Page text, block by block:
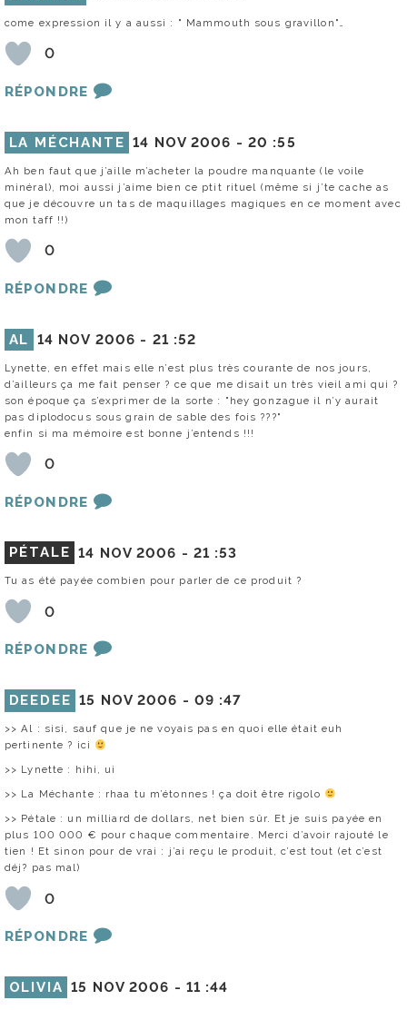
come expression il y a aussi : " Mammouth sous gravillon"…
0
RÉPONDRE
LA MÉCHANTE 14 NOV 2006 - 20 :55
Ah ben faut que j’aille m’acheter la poudre manquante (le voile
minéral), moi aussi j’aime bien ce ptit rituel (même si j’te cache as
que je découvre un tas de maquillages magiques en ce moment avec
mon taff !!)
0
RÉPONDRE
AL 14 NOV 2006 - 21 :52
Lynette, en effet mais elle n’est plus très courante de nos jours,
d’ailleurs ça me fait penser ? ce que me disait un très vieil ami qui ?
son époque ça s’exprimer de la sorte : "hey gonzague il n’y aurait
pas diplodocus sous grain de sable des fois ???"
enfin si ma mémoire est bonne j’entends !!!
0
RÉPONDRE
PÉTALE 14 NOV 2006 - 21 :53
Tu as été payée combien pour parler de ce produit ?
0
RÉPONDRE
DEEDEE 15 NOV 2006 - 09 :47
>> Al : sisi, sauf que je ne voyais pas en quoi elle était euh
pertinente ? ici
>> Lynette : hihi, ui
>> La Méchante : rhaa tu m’étonnes ! ça doit être rigolo
>> Pétale : un milliard de dollars, net bien sûr. Et je suis payée en
plus 100 000 € pour chaque commentaire. Merci d’avoir rajouté le
tien ! Et sinon pour de vrai : j’ai reçu le produit, c’est tout (et c’est
déj? pas mal)
0
RÉPONDRE
OLIVIA 15 NOV 2006 - 11 :44